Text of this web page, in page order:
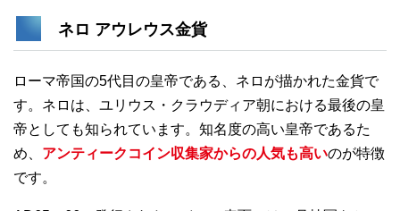
ネロ アウレウス金貨
ローマ帝国の5代目の皇帝である、ネロが描かれた金貨で
す。ネロは、ユリウス・クラウディア朝における最後の皇
帝としても知られています。知名度の高い皇帝であるた
め、 アンティークコイン収集家からの人気も高いのが特徴
です。